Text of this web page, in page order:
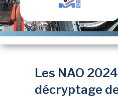
Les NAO
décryptage